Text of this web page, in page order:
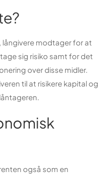
långivere modtager for at
sig risiko samt for det
over disse midler.
til at risikere kapital og
også som en